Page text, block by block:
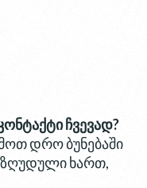
ჩვევად?
დრო ბუნებაში
ხართ,